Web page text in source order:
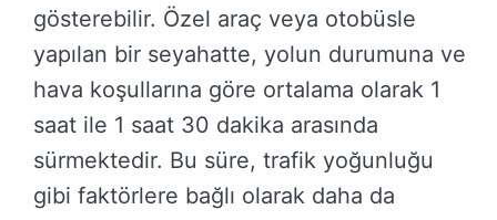
gösterebilir. Özel araç veya otobüsle
yapılan bir seyahatte, yolun durumuna ve
hava koşullarına göre ortalama olarak 1
saat ile 1 saat 30 dakika arasında
sürmektedir. Bu süre, trafik yoğunluğu
gibi faktörlere bağlı olarak daha da